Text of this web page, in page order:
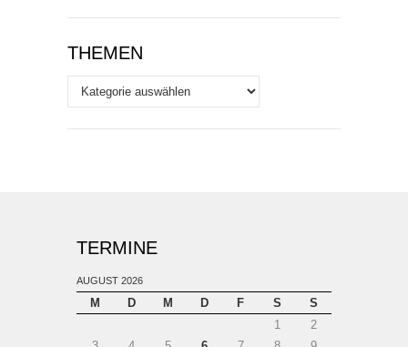
THEMEN
Themen
TERMINE
AUGUST 2026
M D M D F S
S
1
2